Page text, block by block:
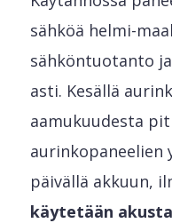
sähköä helmi-
sähköntuotanto
asti. Kesällä
aamukuudesta
päivällä akkuun,
käytetään akusta